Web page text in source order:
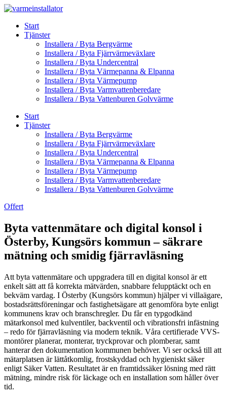
Skip
contentStart
Tjänster
Installera / Byta Bergvärme
Installera / Byta Fjärrvärmeväxlare
Installera / Byta Undercentral
Installera / Byta Värmepanna & Elpanna
Installera / Byta Värmepump
Installera / Byta Varmvattenberedare
Installera / Byta Vattenburen Golvvärme
Start
Tjänster
Installera / Byta Bergvärme
Installera / Byta Fjärrvärmeväxlare
Installera / Byta Undercentral
Installera / Byta Värmepanna & Elpanna
Installera / Byta Värmepump
Installera / Byta Varmvattenberedare
Installera / Byta Vattenburen Golvvärme
Offert
Byta vattenmätare och digital konsol i
Österby, Kungsörs kommun – säkrare
mätning och smidig fjärravläsning
Att byta vattenmätare och uppgradera till en digital konsol är ett
enkelt sätt att få korrekta mätvärden, snabbare felupptäckt och en
bekväm vardag. I Österby (Kungsörs kommun) hjälper vi villaägare,
bostadsrättsföreningar och fastighetsägare att genomföra byte enligt
kommunens krav och branschregler. Du får en typgodkänd
mätarkonsol med kulventiler, backventil och vibrationsfri infästning
– redo för fjärravläsning via modern teknik. Våra certifierade VVS-
montörer planerar, monterar, tryckprovar och plomberar, samt
hanterar den dokumentation kommunen behöver. Vi ser också till att
mätarplatsen är lättåtkomlig, frostskyddad och hygieniskt säker
enligt Säker Vatten. Resultatet är en framtidssäker lösning med rätt
mätning, mindre risk för läckage och en installation som håller över
tid.